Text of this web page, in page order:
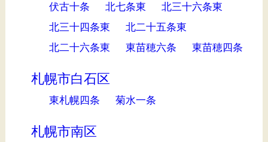
伏古十条 北七条東
北三十六条東
北三十四条東
北二十五条東
北二十六条東
東苗穂六条 東苗穂四条
札幌市白石区
東札幌四条 菊水一条
札幌市南区